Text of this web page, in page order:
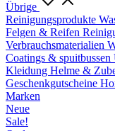
Übrige
Reinigungsprodukte
Felgen & Reifen
Verbrauchsmaterialien
Coatings & spuitbussen
Kleidung Helme &
Geschenkgutscheine
Marken
Neue
Sale!